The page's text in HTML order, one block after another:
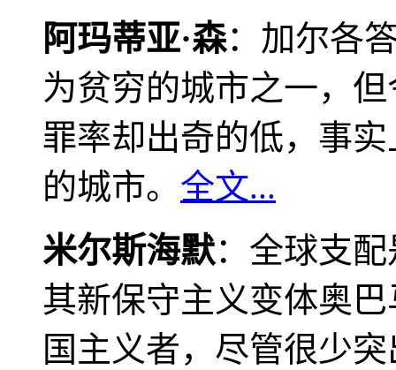
阿玛蒂亚·森：加尔各
为贫穷的城市之一，
罪率却出奇的低，事
的城市。 全文...
米尔斯海默：全球支
其新保守主义变体奥
国主义者，尽管很少